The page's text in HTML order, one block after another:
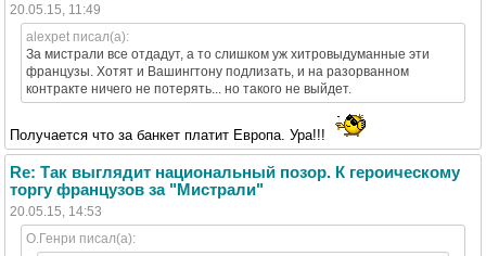
20.05.15, 11:49
alexpet писал(а):
За мистрали все отдадут, а то слишком уж хитровыдуманные эти
французы. Хотят и Вашингтону подлизать, и на разорванном
контракте ничего не потерять... но такого не выйдет.
Получается что за банкет платит Европа. Ура!!!
Re: Так выглядит национальный позор. К героическому
торгу французов за "Мистрали"
20.05.15, 14:53
O.Генри писал(а):